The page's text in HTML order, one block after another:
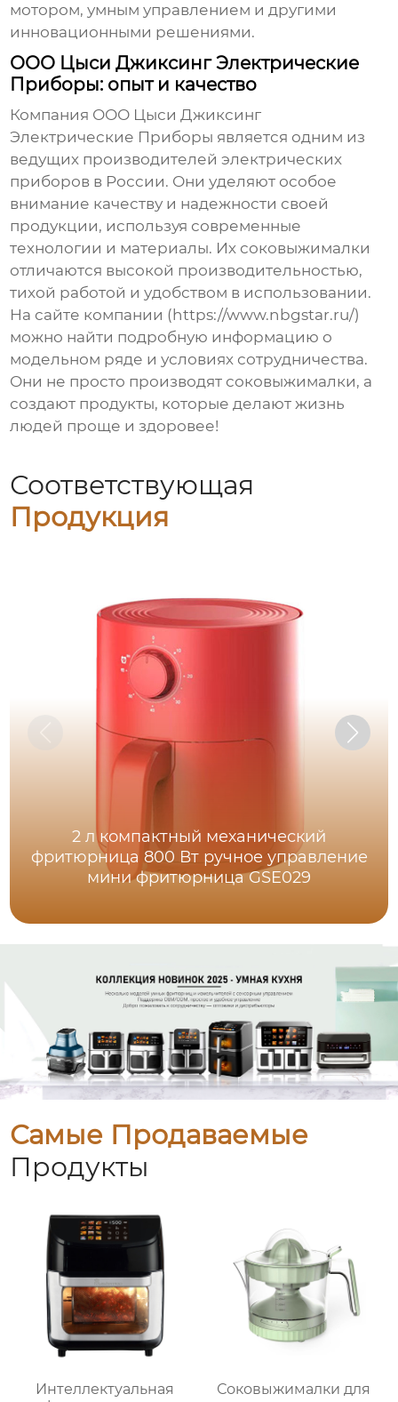
мотором, умным управлением и другими
инновационными решениями.
ООО Цыси Джиксинг Электрические
Приборы: опыт и качество
Компания ООО Цыси Джиксинг
Электрические Приборы является одним из
ведущих производителей электрических
приборов в России. Они уделяют особое
внимание качеству и надежности своей
продукции, используя современные
технологии и материалы. Их соковыжималки
отличаются высокой производительностью,
тихой работой и удобством в использовании.
На сайте компании (https://www.nbgstar.ru/)
можно найти подробную информацию о
модельном ряде и условиях сотрудничества.
Они не просто производят соковыжималки, а
создают продукты, которые делают жизнь
людей проще и здоровее!
Соответствующая
Продукция
2 л компактный механический
фритюрница 800 Вт ручное управление
мини фритюрница GSE029
Самые Продаваемые
Продукты
Интеллектуальная
Соковыжималки для